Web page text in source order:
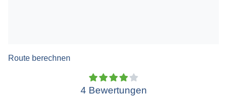
Route berechnen
4 Bewertungen